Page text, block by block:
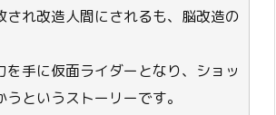
され改造人間にされるも、脳改造の
を手に仮面ライダーとなり、ショッ
というストーリーです。